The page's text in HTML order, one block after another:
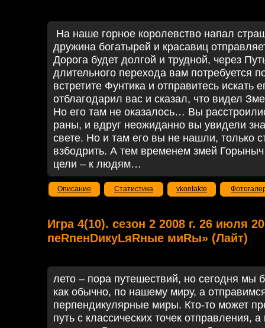
На наше горное королевство напал
дружина богатырей и красавиц
Дорога будет долгой и трудной, через
длительного перехода вам потребуется
встретите Фунтика и отправитесь искать
отблагодарил вас и сказал, что видел
Но его там не оказалось… Вы
раны, и вдруг неожиданно вы увидели
свете. Но и там его вы не нашли, только
взбодрить. А тем временем змей
цели – к людям…
Описание Статистика vkontakte
Игра 4(10). сезон 2 2008 г. 26 июля
пеRпенDикуLяRные миRы» (Лайт)
лето – пора путешествий, но сегодня мы
как обычно, по нашему миру, а
перпендикулярные миры. Кто-то может
путь с классических точек отправления,